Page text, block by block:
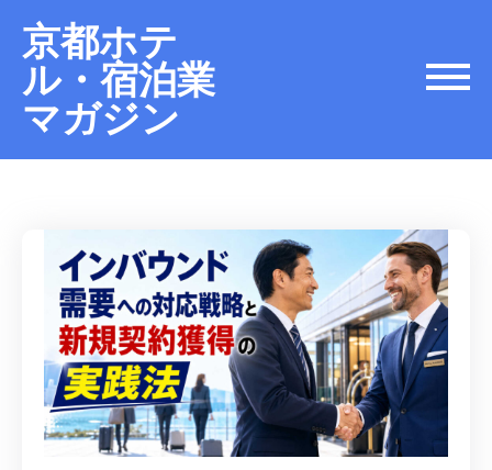
京都ホテ
ル・宿泊業
マガジン